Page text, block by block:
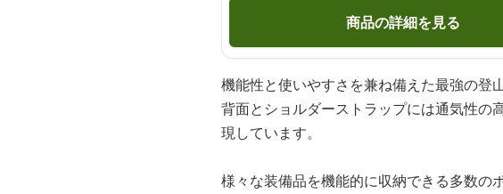
商品の詳細を見る
機能性と使いやすさを兼ね備えた最強の登
背面とショルダーストラップには通気性の
現しています。
様々な装備品を機能的に収納できる多数の